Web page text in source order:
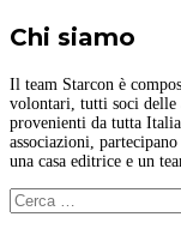
Chi siamo
Il team Starcon è
volontari, tutti soci delle
provenienti da tutta
associazioni,
una casa editrice e un
Ricerca
per: